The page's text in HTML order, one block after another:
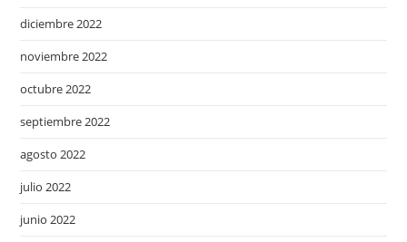
diciembre 2022
noviembre 2022
octubre 2022
septiembre 2022
agosto 2022
julio 2022
junio 2022